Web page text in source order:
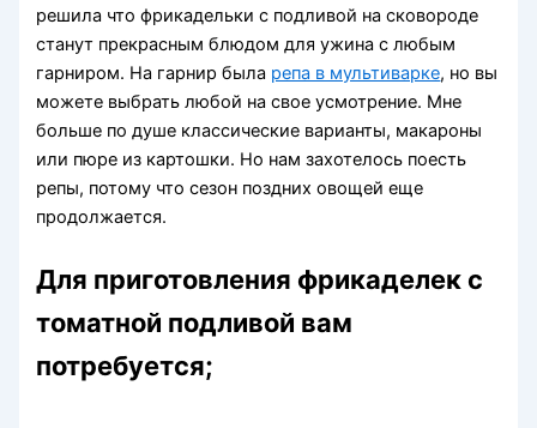
решила что фрикадельки с подливой на сковороде
станут прекрасным блюдом для ужина с любым
гарниром. На гарнир была репа в мультиварке, но вы
можете выбрать любой на свое усмотрение. Мне
больше по душе классические варианты, макароны
или пюре из картошки. Но нам захотелось поесть
репы, потому что сезон поздних овощей еще
продолжается.
Для приготовления фрикаделек с
томатной подливой вам
потребуется;